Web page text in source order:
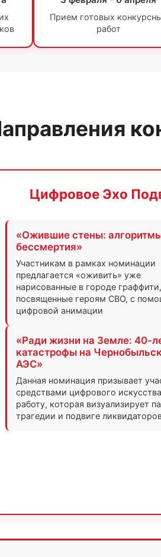
Прием готовых
работ
Цифровое Эхо
«Ожившие стены:
бессмертия»
Участникам в рамках номинации
предлагается «оживить» уже
нарисованные в городе граффити,
посвященные героям СВО, с
цифровой анимации
«Ради жизни на Земле: 40-
катастрофы на
АЭС»
Данная номинация призывает
средствами цифрового
работу, которая визуализирует
трагедии и подвиге